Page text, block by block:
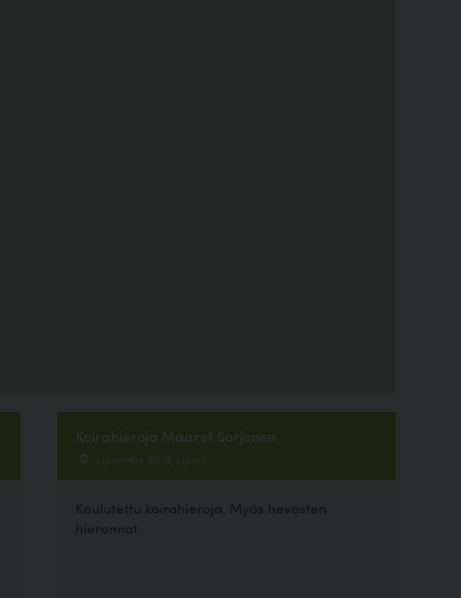
Koirahieroja Maaret Sorjonen
Liperintie 98 d, Liperi
Koulutettu koirahieroja. Myös hevosten
hieronnat.